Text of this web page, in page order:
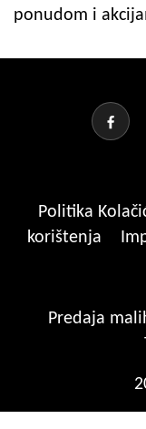
ponudom i
Politika
korištenja
Predaja